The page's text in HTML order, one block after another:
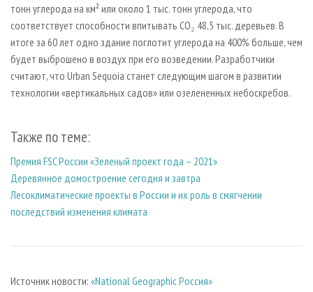
тонн углерода на км² или около 1 тыс. тонн углерода, что
соответствует способности впитывать CO₂ 48,5 тыс. деревьев. В
итоге за 60 лет одно здание поглотит углерода на 400% больше, чем
будет выброшено в воздух при его возведении. Разработчики
считают, что Urban Sequoia станет следующим шагом в развитии
технологии «вертикальных садов» или озелененных небоскребов.
Также по теме:
Премия FSC России «Зеленый проект года – 2021»
Деревянное домостроение сегодня и завтра
Лесоклиматические проекты в России и их роль в смягчении
последствий изменения климата
Источник новости: «National Geographic Россия»